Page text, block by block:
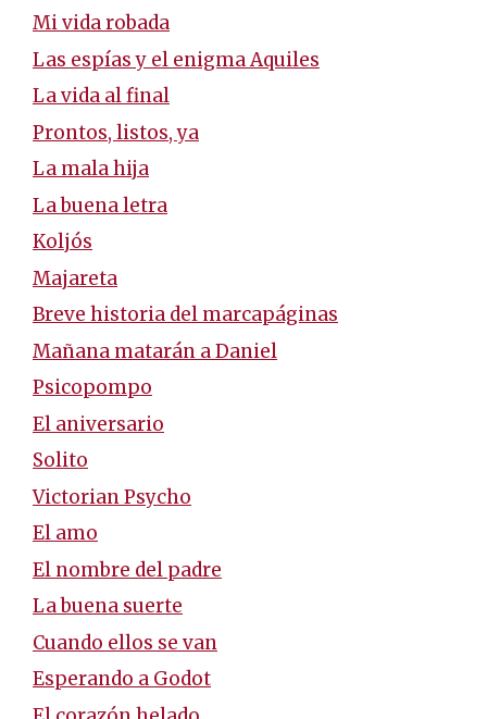
Mi vida robada
Las espías y el enigma Aquiles
La vida al final
Prontos, listos, ya
La mala hija
La buena letra
Koljós
Majareta
Breve historia del marcapáginas
Mañana matarán a Daniel
Psicopompo
El aniversario
Solito
Victorian Psycho
El amo
El nombre del padre
La buena suerte
Cuando ellos se van
Esperando a Godot